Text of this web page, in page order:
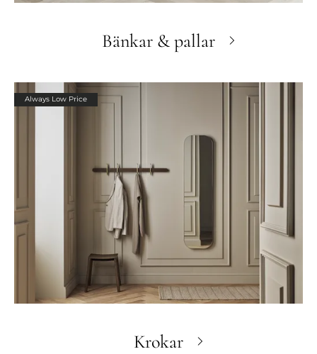
Bänkar & pallar
Always Low Price
Krokar